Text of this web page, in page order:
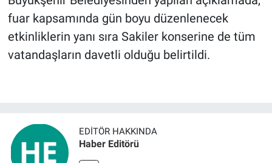
fuar kapsamında gün boyu düzenlenecek
etkinliklerin yanı sıra Sakiler konserine de tüm
vatandaşların davetli olduğu belirtildi.
EDITÖR HAKKINDA
Haber Editörü